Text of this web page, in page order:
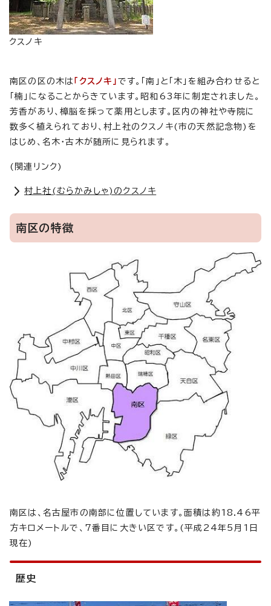
クスノキ
南区の区の木は 「クスノキ」 です。「南」と「木」を組み合わせると
「楠」になることからきています。昭和63年に制定されました。
芳香があり、樟脳を採って薬用とします。区内の神社や寺院に
数多く植えられており、村上社のクスノキ(市の天然記念物)を
はじめ、名木・古木が随所に見られます。
(関連リンク)
村上社(むらかみしゃ)のクスノキ
南区の特徴
南区は、名古屋市の南部に位置しています。面積は約18.46平
方キロメートルで、7番目に大きい区です。(平成24年5月1日
現在)
歴史